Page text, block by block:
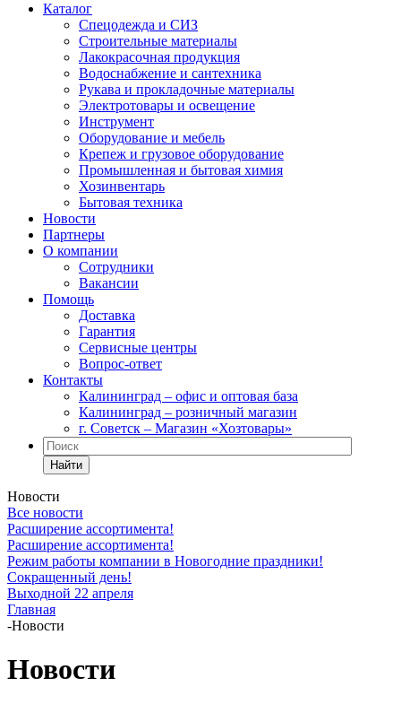
Каталог
Спецодежда и СИЗ
Строительные материалы
Лакокрасочная продукция
Водоснабжение и сантехника
Рукава и прокладочные материалы
Электротовары и освещение
Инструмент
Оборудование и мебель
Крепеж и грузовое оборудование
Промышленная и бытовая химия
Хозинвентарь
Бытовая техника
Новости
Партнеры
О компании
Сотрудники
Вакансии
Помощь
Доставка
Гарантия
Сервисные центры
Вопрос-ответ
Контакты
Калининград – офис и оптовая база
Калининград – розничный магазин
г. Советск – Магазин «Хозтовары»
Найти
Новости
Все новости
Расширение ассортимента!
Расширение ассортимента!
Режим работы компании в Новогодние праздники!
Сокращенный день!
Выходной 22 апреля
Главная
-Новости
Новости